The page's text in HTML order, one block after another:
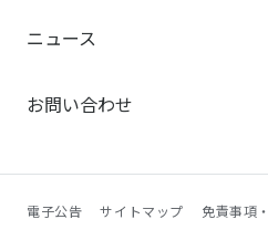
ニュース
お問い合わせ
電子公告 サイトマップ 免責事項